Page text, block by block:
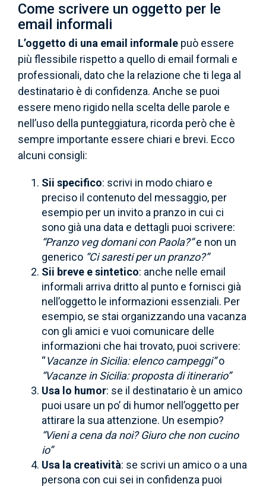
Come scrivere un oggetto per le
email informali
L’oggetto di una email informale può essere
più flessibile rispetto a quello di email formali e
professionali, dato che la relazione che ti lega al
destinatario è di confidenza. Anche se puoi
essere meno rigido nella scelta delle parole e
nell’uso della punteggiatura, ricorda però che è
sempre importante essere chiari e brevi. Ecco
alcuni consigli:
Sii specifico: scrivi in modo chiaro e
preciso il contenuto del messaggio, per
esempio per un invito a pranzo in cui ci
sono già una data e dettagli puoi scrivere:
“Pranzo veg domani con Paola?”e non un
generico “Ci saresti per un pranzo?”
Sii breve e sintetico: anche nelle email
informali arriva dritto al punto e fornisci già
nell’oggetto le informazioni essenziali. Per
esempio, se stai organizzando una vacanza
con gli amici e vuoi comunicare delle
informazioni che hai trovato, puoi scrivere:
“Vacanze in Sicilia: elenco campeggi”o
“Vacanze in Sicilia: proposta di itinerario”
Usa lo humor: se il destinatario è un amico
puoi usare un po’ di humor nell’oggetto per
attirare la sua attenzione. Un esempio?
“Vieni a cena da noi? Giuro che non cucino
io”
Usa la creatività: se scrivi un amico o a una
persona con cui sei in confidenza puoi